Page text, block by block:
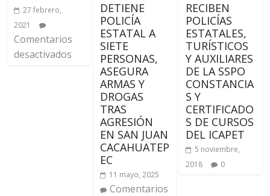
27 febrero,
2021
Comentarios
desactivados
DETIENE
POLICÍA
ESTATAL A
SIETE
PERSONAS,
ASEGURA
ARMAS Y
DROGAS
TRAS
AGRESIÓN
EN SAN JUAN
CACAHUATEP
EC
11 mayo, 2025
Comentarios
RECIBEN
POLICÍAS
ESTATALES,
TURÍSTICOS
Y AUXILIARES
DE LA SSPO
CONSTANCIA
S Y
CERTIFICADO
S DE CURSOS
DEL ICAPET
5 noviembre,
2018
0